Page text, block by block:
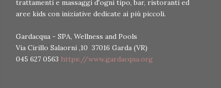
trattamenti e massaggi d'ogni tipo, bar, ristoranti ed
aree kids con iniziative dedicate ai più piccoli.
Gardacqua - SPA, Wellness and Pools
Via Cirillo Salaorni ,10 37016 Garda (VR)
045 627 0563 https://www.gardacqua.org